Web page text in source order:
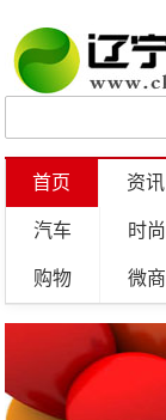
首页 资讯
汽车 时尚
购物 微商